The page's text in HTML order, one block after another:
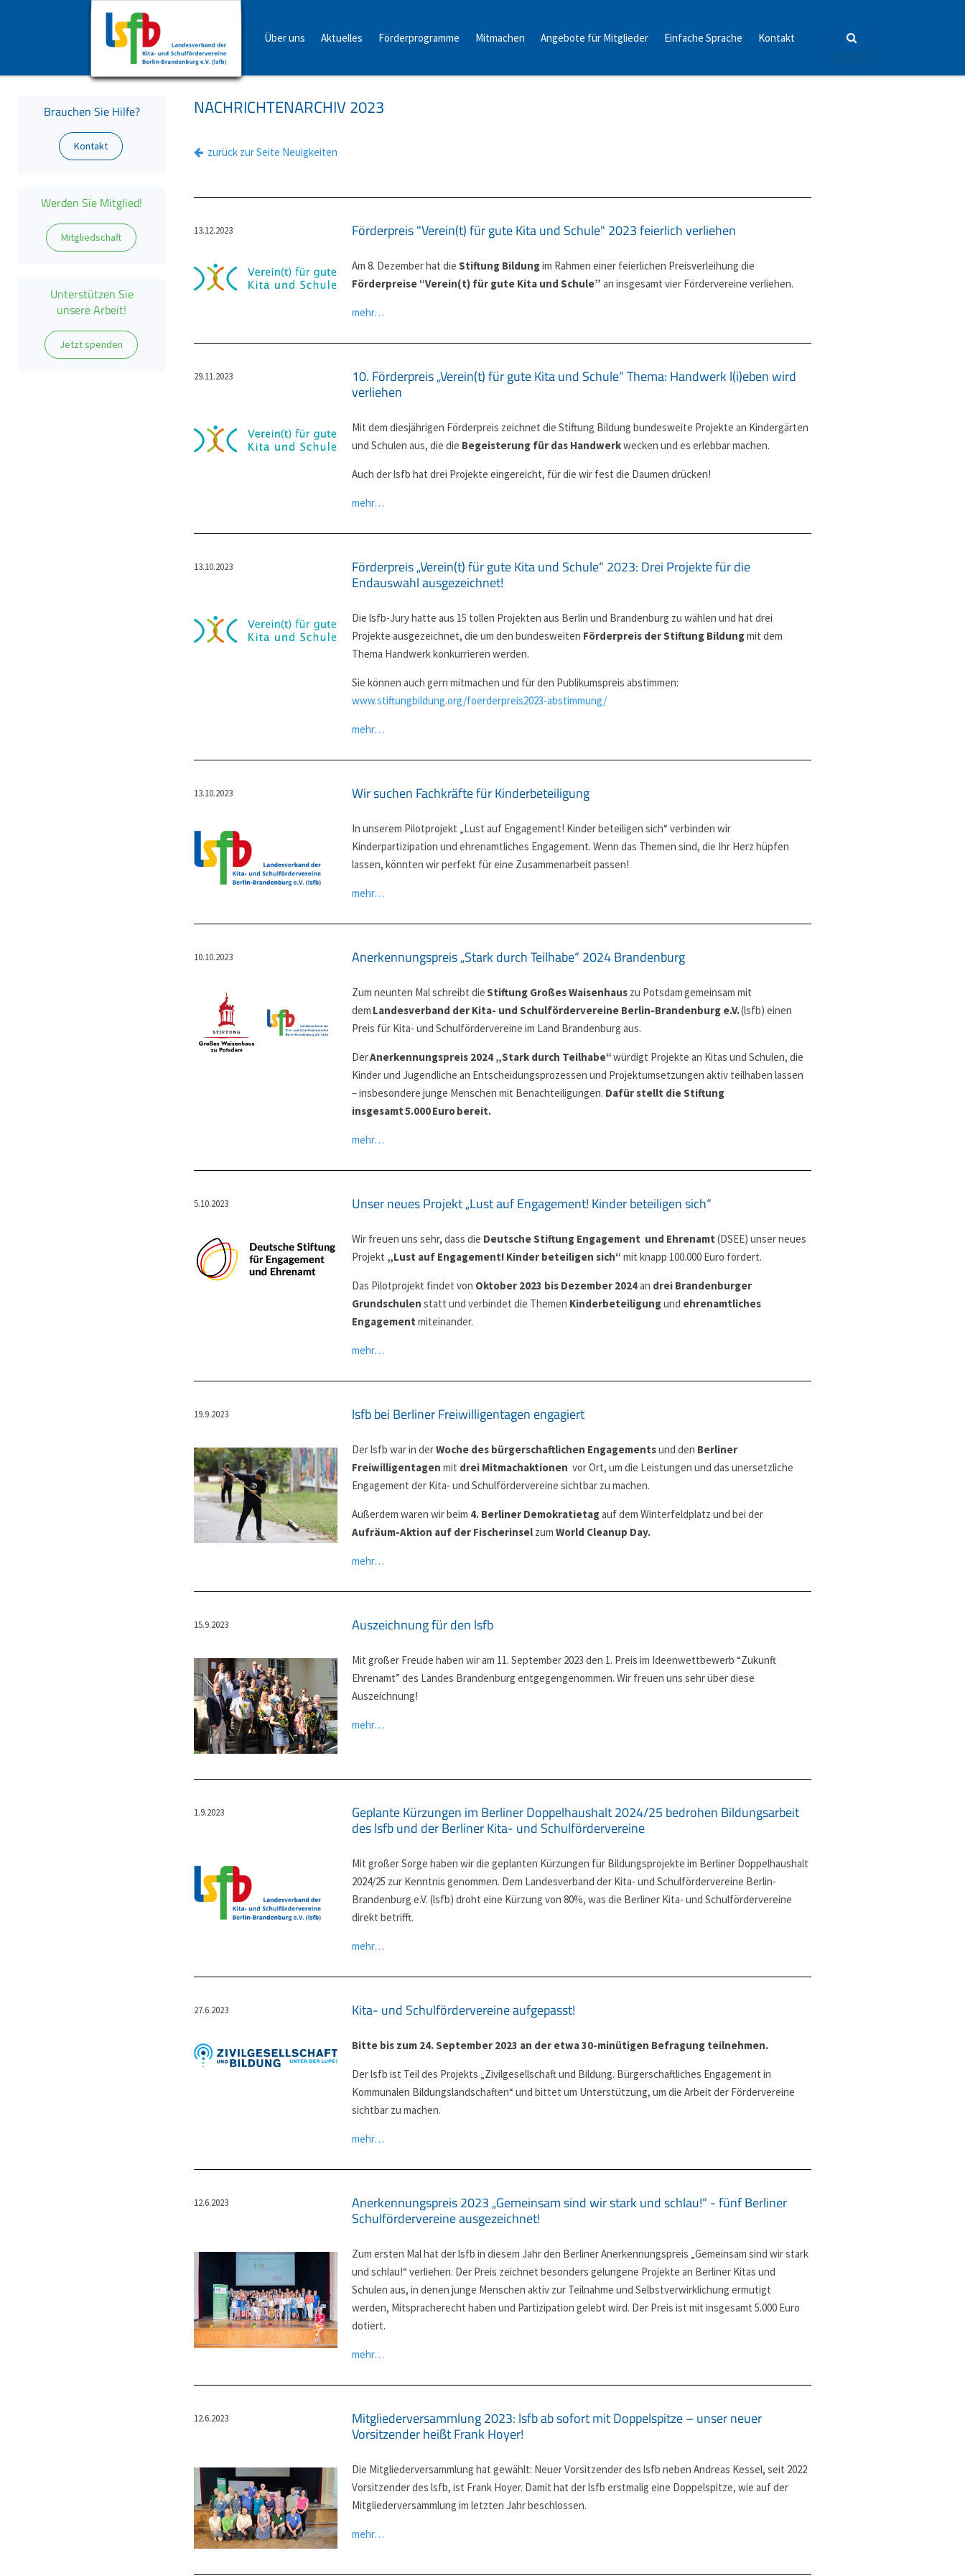
Über uns Aktuelles Förderprogramme Mitmachen Angebote für Mitglieder Einfache Sprache Kontakt
Brauchen Sie Hilfe?
Kontakt
Werden Sie Mitglied!
Mitgliedschaft
Unterstützen Sie
unsere Arbeit!
Jetzt spenden
NACHRICHTENARCHIV 2023
zurück zur Seite Neuigkeiten
13.12.2023 Förderpreis "Verein(t) für gute Kita und Schule" 2023 feierlich verliehen
Am 8. Dezember hat die Stiftung Bildungim Rahmen einer feierlichen Preisverleihung die
Förderpreise “Verein(t) für gute Kita und Schule” an insgesamt vier Fördervereine verliehen.
mehr…
29.11.2023
10. Förderpreis „Verein(t) für gute Kita und Schule“ Thema: Handwerk l(i)eben wird
verliehen
Mit dem diesjährigen Förderpreis zeichnet die Stiftung Bildung bundesweite Projekte an Kindergärten
und Schulen aus, die die Begeisterung für das Handwerkwecken und es erlebbar machen.
Auch der lsfb hat drei Projekte eingereicht, für die wir fest die Daumen drücken!
mehr…
13.10.2023
Förderpreis „Verein(t) für gute Kita und Schule“ 2023: Drei Projekte für die
Endauswahl ausgezeichnet! ​
Die lsfb-Jury hatte aus 15 tollen Projekten aus Berlin und Brandenburg zu wählen und hat drei
Projekte ausgezeichnet, die um den bundesweiten Förderpreis der Stiftung Bildungmit dem
Thema Handwerk konkurrieren werden.
Sie können auch gern mitmachen und für den Publikumspreis abstimmen:
www.stiftungbildung.org/foerderpreis2023-abstimmung/
mehr…
13.10.2023 Wir suchen Fachkräfte für Kinderbeteiligung
In unserem Pilotprojekt „Lust auf Engagement! Kinder beteiligen sich“ verbinden wir
Kinderpartizipation und ehrenamtliches Engagement. Wenn das Themen sind, die Ihr Herz hüpfen
lassen, könnten wir perfekt für eine Zusammenarbeit passen!
mehr…
10.10.2023 Anerkennungspreis „Stark durch Teilhabe“ 2024 Brandenburg
Zum neunten Mal schreibt dieStiftung Großes Waisenhaus zu Potsdam gemeinsam mit
dem Landesverband der Kita- und Schulfördervereine Berlin-Brandenburg e.V.(lsfb) einen
Preis für Kita- und Schulfördervereine im Land Brandenburg aus.
DerAnerkennungspreis 2024 „Stark durch Teilhabe“würdigt Projekte an Kitas und Schulen, die
Kinder und Jugendliche an Entscheidungsprozessen und Projektumsetzungen aktiv teilhaben lassen
– insbesondere junge Menschen mit Benachteiligungen. Dafür stellt die Stiftung
insgesamt 5.000 Euro bereit.
mehr…
5.10.2023 Unser neues Projekt „Lust auf Engagement! Kinder beteiligen sich“
Wir freuen uns sehr, dass die Deutsche Stiftung Engagement und Ehrenamt (DSEE) unser neues
Projekt „Lust auf Engagement! Kinder beteiligen sich“ mit knapp 100.000 Euro fördert.
Das Pilotprojekt findet von Oktober 2023 bis Dezember 2024an drei Brandenburger
Grundschulen statt und verbindet die Themen Kinderbeteiligungund ehrenamtliches
Engagement miteinander.
mehr…
19.9.2023 lsfb bei Berliner Freiwilligentagen engagiert​
Der lsfb war in derWoche des bürgerschaftlichen Engagementsund den Berliner
Freiwilligentagen mit drei Mitmachaktionen vor Ort, um die Leistungen und das unersetzliche
Engagement der Kita- und Schulfördervereine sichtbar zu machen.
Außerdem waren wir beim 4. Berliner Demokratietagauf dem Winterfeldplatz und bei der
Aufräum-Aktion auf der Fischerinsel zum World Cleanup Day.
mehr…
15.9.2023 Auszeichnung für den lsfb
Mit großer Freude haben wir am 11. September 2023 den 1. Preis im Ideenwettbewerb “Zukunft
Ehrenamt” des Landes Brandenburg entgegengenommen. Wir freuen uns sehr über diese
Auszeichnung!
mehr…
1.9.2023
Geplante Kürzungen im Berliner Doppelhaushalt 2024/25 bedrohen Bildungsarbeit
des lsfb und der Berliner Kita- und Schulfördervereine
Mit großer Sorge haben wir die geplanten Kürzungen für Bildungsprojekte im Berliner Doppelhaushalt
2024/25 zur Kenntnis genommen. Dem Landesverband der Kita- und Schulfördervereine Berlin-
Brandenburg e.V. (lsfb) droht eine Kürzung von 80%, was die Berliner Kita- und Schulfördervereine
direkt betrifft.
mehr…
27.6.2023 Kita- und Schulfördervereine aufgepasst!
Bitte bis zum 24. September 2023 an der etwa 30-minütigen Befragung teilnehmen.
Der lsfb ist Teil des Projekts „Zivilgesellschaft und Bildung. Bürgerschaftliches Engagement in
Kommunalen Bildungslandschaften“ und bittet um Unterstützung, um die Arbeit der Fördervereine
sichtbar zu machen.
mehr…
12.6.2023
Anerkennungspreis 2023 „Gemeinsam sind wir stark und schlau!“ - fünf Berliner
Schulfördervereine ausgezeichnet!
Zum ersten Mal hat der lsfb in diesem Jahr den Berliner Anerkennungspreis „Gemeinsam sind wir stark
und schlau!“ verliehen. Der Preis zeichnet besonders gelungene Projekte an Berliner Kitas und
Schulen aus, in denen junge Menschen aktiv zur Teilnahme und Selbstverwirklichung ermutigt
werden, Mitspracherecht haben und Partizipation gelebt wird. Der Preis ist mit insgesamt 5.000 Euro
dotiert.
mehr…
12.6.2023
Mitgliederversammlung 2023: lsfb ab sofort mit Doppelspitze – unser neuer
Vorsitzender heißt Frank Hoyer!
Die Mitgliederversammlung hat gewählt: Neuer Vorsitzender des lsfb neben Andreas Kessel, seit 2022
Vorsitzender des lsfb, ist Frank Hoyer. Damit hat der lsfb erstmalig eine Doppelspitze, wie auf der
Mitgliederversammlung im letzten Jahr beschlossen.
mehr…